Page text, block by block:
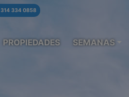
314 334 0858
PROPIEDADES SEMANAS